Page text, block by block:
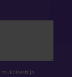
ja